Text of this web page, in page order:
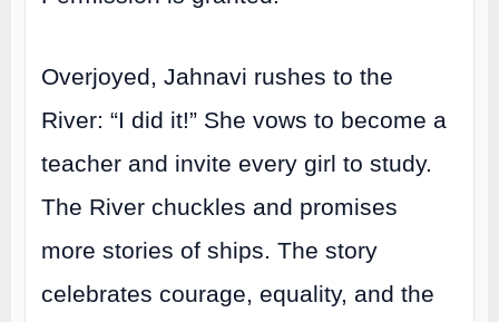
Overjoyed, Jahnavi rushes to the
River: “I did it!” She vows to become a
teacher and invite every girl to study.
The River chuckles and promises
more stories of ships. The story
celebrates courage, equality, and the